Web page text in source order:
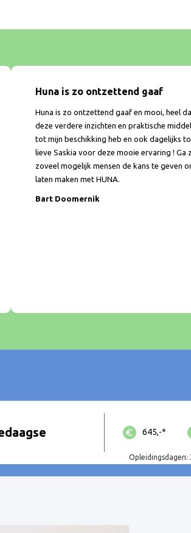
Huna is zo ontzettend gaaf
Huna is zo ontzettend gaaf en mooi, heel
deze verdere inzichten en praktische
tot mijn beschikking heb en ook dagelijks
lieve Saskia voor deze mooie ervaring ! Ga
zoveel mogelijk mensen de kans te geven
laten maken met HUNA.
Bart Doomernik
645,-*
Opleidingsdagen: